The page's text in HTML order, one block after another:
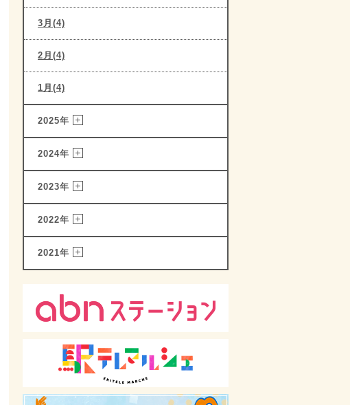
3月(4)
2月(4)
1月(4)
2025年
2024年
2023年
2022年
2021年